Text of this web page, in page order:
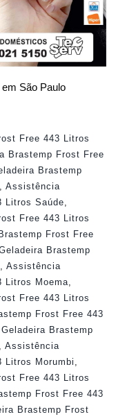
São Paulo
Free 443 Litros
Brastemp Frost Free
Brastemp
Assistência
Litros Saúde
Free 443 Litros
Frost Free
Brastemp
Assistência
Litros Moema
Free 443 Litros
Frost Free 443
Brastemp
Assistência
Litros Morumbi
Free 443 Litros
Frost Free 443
Brastemp Frost